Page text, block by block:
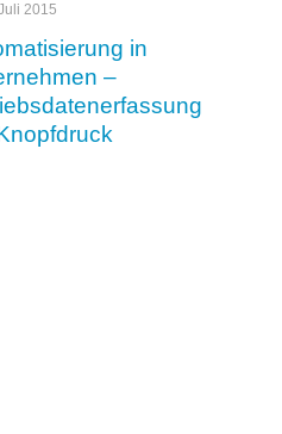
2015
in
–